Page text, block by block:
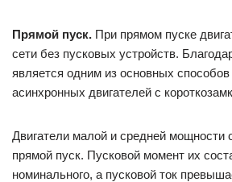
Прямой пуск. При прямом пуске
сети без пусковых устройств.
является одним из основных
асинхронных двигателей с
Двигатели малой и средней мощности
прямой пуск. Пусковой момент их
номинального, а пусковой ток